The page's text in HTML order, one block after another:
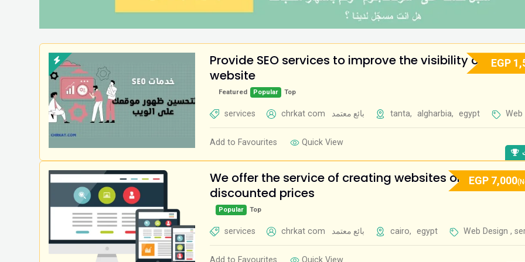
Provide SEO services to improve the visibility of your
website
Featured Popular Top
services chrkat com بائع معتمد tanta, algharbia, egypt Web
Add to Favourites Quick View
EGP
We offer the service of creating websites on the
discounted prices
Popular Top
services chrkat com بائع معتمد cairo, egypt Web Design ,
Add to Favourites Quick View
EGP 7,000